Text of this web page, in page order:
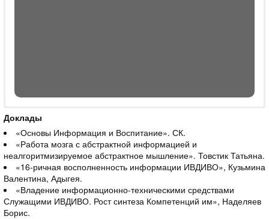
Доклады
«Основы Информация и Воспитание». СК.
«Работа мозга с абстрактной информацией и
неалгоритмизируемое абстрактное мышление». Товстик Татьяна.
«16-ричная восполненность информации ИВДИВО», Кузьмина
Валентина, Адыгея.
«Владение информационно-техническими средствами
Служащими ИВДИВО. Рост синтеза Компетенций им», Наделяев
Борис.